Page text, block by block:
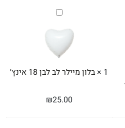
בלון
לב
18
אינץ׳
1
× בלון מיילר לב לבן 18 אינץ׳
₪25.00